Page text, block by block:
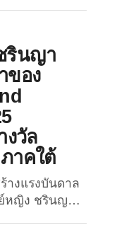
รินญา
ของ
งวัล
าคใต้
างแรงบันดาล
หญิง ชรินญา